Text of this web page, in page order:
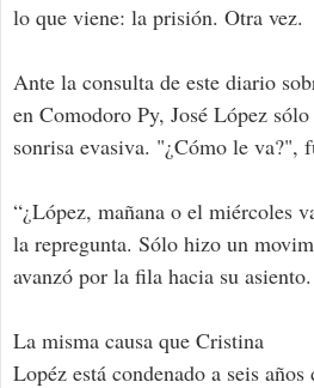
lo que viene: la prisión. Otra vez.
Ante la consulta de este diario
en Comodoro Py, José López
sonrisa evasiva. "¿Cómo le va?",
“¿López, mañana o el miércoles
la repregunta. Sólo hizo un
avanzó por la fila hacia su asiento.
La misma causa que Cristina
Lopéz está condenado a seis